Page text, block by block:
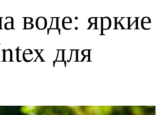
воде: яркие
для